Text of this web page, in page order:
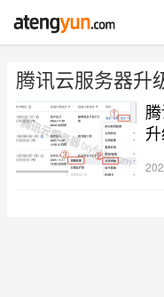
腾讯云服务器升